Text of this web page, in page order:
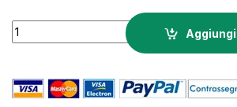
Capsule Borbone Blu per Dolce Gusto